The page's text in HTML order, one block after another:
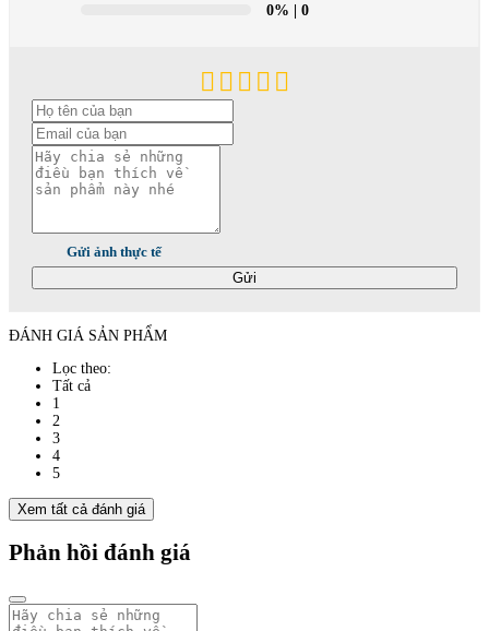
0% | 0
Gửi ảnh thực tế
Gửi
ĐÁNH GIÁ SẢN PHẨM
Lọc theo:
Tất cả
1
2
3
4
5
Xem tất cả đánh giá
Phản hồi đánh giá